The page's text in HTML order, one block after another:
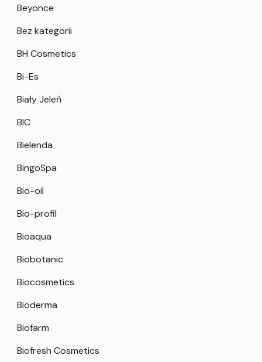
Beyonce
Bez kategorii
BH Cosmetics
Bi-Es
Biały Jeleń
BIC
Bielenda
BingoSpa
Bio-oil
Bio-profil
Bioaqua
Biobotanic
Biocosmetics
Bioderma
Biofarm
Biofresh Cosmetics